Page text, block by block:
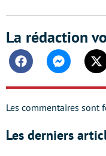
La rédaction
FacebookMessenger
Les commentaires sont
Les derniers